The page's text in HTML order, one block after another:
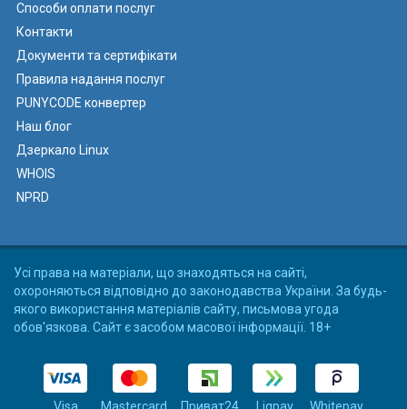
Способи оплати послуг
Контакти
Документи та сертифікати
Правила надання послуг
PUNYCODE конвертер
Наш блог
Дзеркало Linux
WHOIS
NPRD
Усі права на матеріали, що знаходяться на сайті,
охороняються відповідно до законодавства України. За будь-
якого використання матеріалів сайту, письмова угода
обов'язкова. Сайт є засобом масової інформації. 18+